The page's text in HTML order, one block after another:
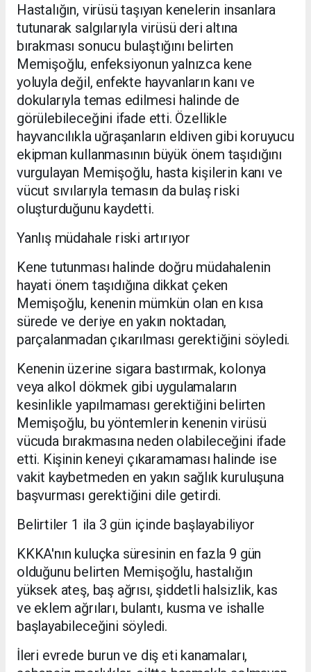
Hastalığın, virüsü taşıyan kenelerin insanlara
tutunarak salgılarıyla virüsü deri altına
bırakması sonucu bulaştığını belirten
Memişoğlu, enfeksiyonun yalnızca kene
yoluyla değil, enfekte hayvanların kanı ve
dokularıyla temas edilmesi halinde de
görülebileceğini ifade etti. Özellikle
hayvancılıkla uğraşanların eldiven gibi koruyucu
ekipman kullanmasının büyük önem taşıdığını
vurgulayan Memişoğlu, hasta kişilerin kanı ve
vücut sıvılarıyla temasın da bulaş riski
oluşturduğunu kaydetti.
Yanlış müdahale riski artırıyor
Kene tutunması halinde doğru müdahalenin
hayati önem taşıdığına dikkat çeken
Memişoğlu, kenenin mümkün olan en kısa
sürede ve deriye en yakın noktadan,
parçalanmadan çıkarılması gerektiğini söyledi.
Kenenin üzerine sigara bastırmak, kolonya
veya alkol dökmek gibi uygulamaların
kesinlikle yapılmaması gerektiğini belirten
Memişoğlu, bu yöntemlerin kenenin virüsü
vücuda bırakmasına neden olabileceğini ifade
etti. Kişinin keneyi çıkaramaması halinde ise
vakit kaybetmeden en yakın sağlık kuruluşuna
başvurması gerektiğini dile getirdi.
Belirtiler 1 ila 3 gün içinde başlayabiliyor
KKKA'nın kuluçka süresinin en fazla 9 gün
olduğunu belirten Memişoğlu, hastalığın
yüksek ateş, baş ağrısı, şiddetli halsizlik, kas
ve eklem ağrıları, bulantı, kusma ve ishalle
başlayabileceğini söyledi.
İleri evrede burun ve diş eti kanamaları,